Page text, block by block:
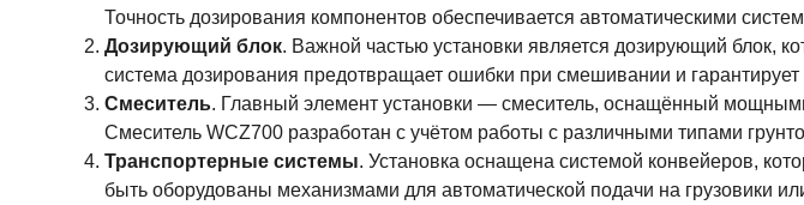
Точность дозирования компонентов обеспечивается автоматическими
Дозирующий блок. Важной частью установки является дозирующий блок,
система дозирования предотвращает ошибки при смешивании и
Смеситель. Главный элемент установки — смеситель, оснащённый
Смеситель WCZ700 разработан с учётом работы с различными типами
Транспортерные системы. Установка оснащена системой конвейеров,
быть оборудованы механизмами для автоматической подачи на грузовики